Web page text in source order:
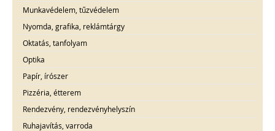
Munkavédelem, tűzvédelem
Nyomda, grafika, reklámtárgy
Oktatás, tanfolyam
Optika
Papír, írószer
Pizzéria, étterem
Rendezvény, rendezvényhelyszín
Ruhajavítás, varroda